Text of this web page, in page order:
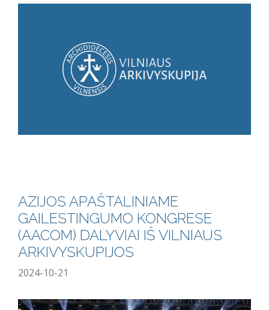
AZIJOS APAŠTALINIAME
GAILESTINGUMO KONGRESE
(AACOM) DALYVIAI IŠ VILNIAUS
ARKIVYSKUPIJOS
2024-10-21